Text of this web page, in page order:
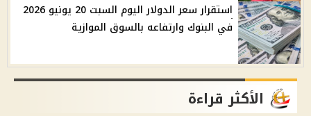
استقرار سعر الدولار اليوم السبت 20 يونيو 2026
في البنوك وارتفاعه بالسوق الموازية
الأكثر قراءة